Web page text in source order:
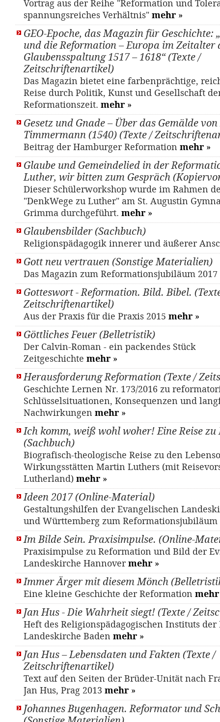
Vortrag aus der Reihe "Reformation und
spannungsreiches Verhältnis" mehr »
GEO-Epoche, das Magazin für
und die Reformation – Europa im Zeitalter
Glaubensspaltung 1517 – 1618“ (Texte /
Zeitschriftenartikel)
Das Magazin bietet eine farbenprächtige,
Reise durch Politik, Kunst und Gesellschaft
Reformationszeit. mehr »
Gesetz und Gnade – Über das Gemälde
Timmermann (1540) (Texte /
Beitrag der Hamburger Reformation mehr »
Glaube und Gemeindelied in der
Luther, wir bitten zum Gespräch
Dieser Schülerworkshop wurde im Rahmen
"DenkWege zu Luther" am St. Augustin
Grimma durchgeführt. mehr »
Glaubensbilder (Sachbuch)
Religionspädagogik innerer und äußerer
Gott neu vertrauen (Sonstige Materialien)
Das Magazin zum Reformationsjubiläum 2017
Gotteswort - Reformation. Bild. Bibel.
Zeitschriftenartikel)
Aus der Praxis für die Praxis 2015 mehr »
Göttliches Feuer (Belletristik)
Der Calvin-Roman - ein packendes Stück
Zeitgeschichte mehr »
Herausforderung Reformation (Texte /
Geschichte Lernen Nr. 173/2016 zu
Schlüsselsituationen, Konsequenzen und
Nachwirkungen mehr »
Ich komm, weiß wohl woher! Eine Reise
(Sachbuch)
Biografisch-theologische Reise zu den
Wirkungsstätten Martin Luthers (mit
Lutherland) mehr »
Ideen 2017 (Online-Material)
Gestaltungshilfen der Evangelischen
und Württemberg zum Reformationsjubiläum
Im Bilde Sein. Praxisimpulse. (Online-
Praxisimpulse zu Reformation und Bild der
Landeskirche Hannovermehr »
Immer Ärger mit diesem Mönch
Eine kleine Geschichte der Reformation mehr
Jan Hus - Die Wahrheit siegt! (Texte /
Heft des Religionspädagogischen Instituts der
Landeskirche Baden mehr »
Jan Hus – Lebensdaten und Fakten (Texte /
Zeitschriftenartikel)
Text auf den Seiten der Brüder-Unität nach
Jan Hus, Prag 2013 mehr »
Johannes Bugenhagen. Reformator und